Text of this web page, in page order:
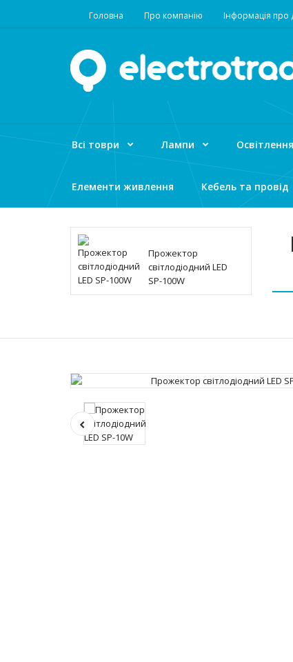
Головна Про компанію Інформація про
Всі товри Лампи Освітлення
Елементи живлення Кебель та провід
Прожектор
світлодіодний LED
SP-100W